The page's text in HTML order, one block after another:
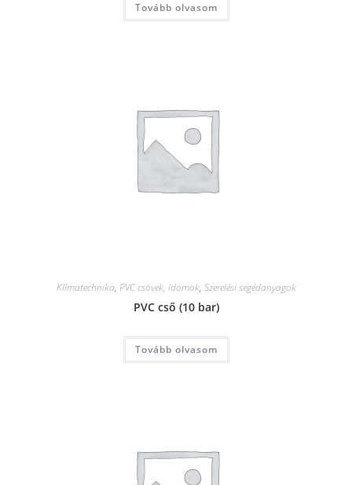
Tovább olvasom
Klímatechnika, PVC csövek, idomok, Szerelési segédanyagok
PVC cső (10 bar)
Tovább olvasom